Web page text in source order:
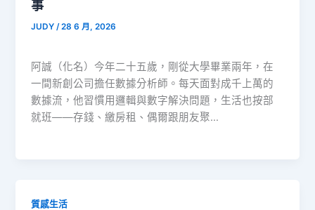
事
JUDY/28 6 月, 2026
阿誠（化名）今年二十五歲，剛從大學畢業兩年，在
一間新創公司擔任數據分析師。每天面對成千上萬的
數據流，他習慣用邏輯與數字解決問題，生活也按部
就班——存錢、繳房租、偶爾跟朋友聚…
質感生活